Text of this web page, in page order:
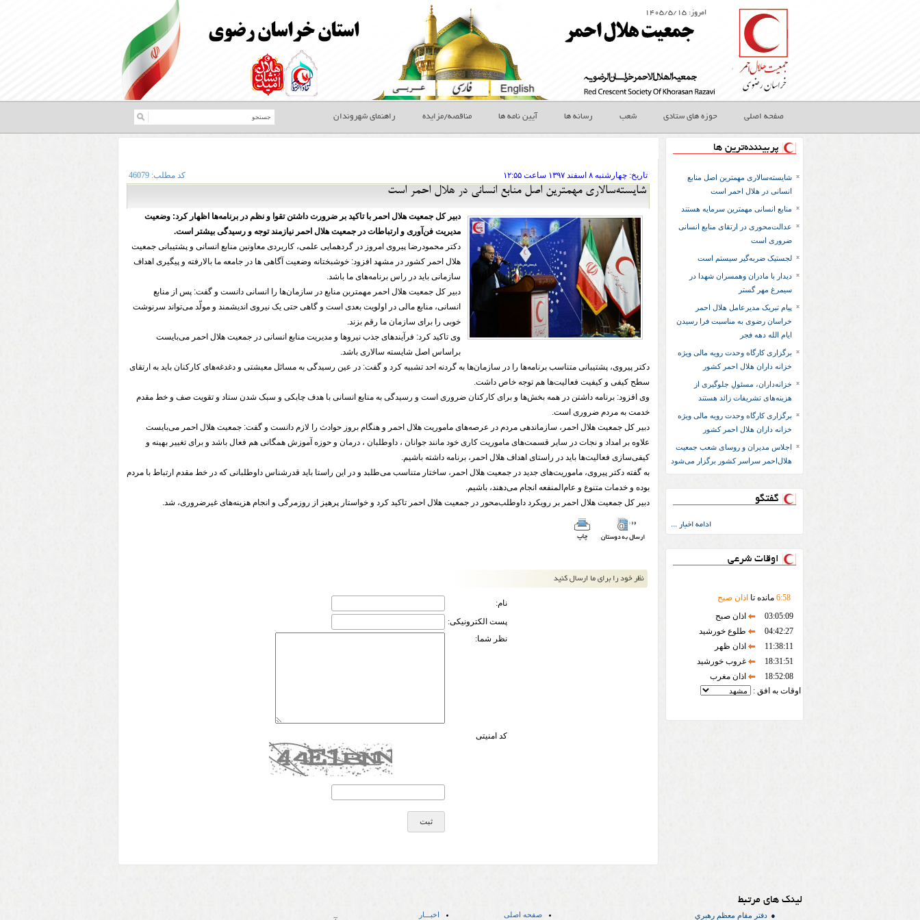
امروز: ۱۴۰۵/۵/۱۵
صفحه اصلی حوزه های ستادی شعب رسانه ها آیین نامه ها مناقصه/مزایده راهنمای شهروندان
پربیننده‌ترین ها
شایسته‌سالاری مهمترین اصل منابع
انسانی در هلال احمر است
منابع انسانی مهمترین سرمایه هستند
عدالت‌محوری در ارتقای منابع انسانی
ضروری است
لجستیک ضربه‌گیر سیستم است
دیدار با مادران وهمسران شهدا در
سیمرغ مهر گستر
پیام تبریک مدیرعامل هلال احمر
خراسان رضوی به مناسبت فرا رسیدن
ایام الله دهه فجر
برگزاری کارگاه وحدت رویه مالی ویژه
خزانه داران هلال احمر کشور
خزانه‌داران، مسئولِ جلوگیری از
هزینه‌های تشریفات زائد هستند
برگزاری کارگاه وحدت رویه مالی ویژه
خزانه داران هلال احمر کشور
اجلاس مدیران و روسای شعب جمعیت
هلال‌احمر سراسر کشور برگزار می‌شود
گفتگو
ادامه اخبار ...
اوقات شرعی
6:58 مانده تا اذان صبح
03:05:09
اذان صبح
04:42:27
طلوع خورشید
11:38:11
اذان ظهر
18:31:51
غروب خورشید
18:52:08
اذان مغرب
اوقات به افق :
تاريخ: ۱۳۹۷ چهارشنبه ۸ اسفند ساعت ۱۲:۵۵ کد مطلب: 46079
شایسته‌سالاری مهمترین اصل منابع انسانی در هلال احمر است
دبیر کل جمعیت هلال احمر با تاکید بر ضرورت داشتن تقوا و نظم در برنامه‌ها اظهار کرد: وضعیت
مدیریت فن‌آوری‌ و ارتباطات در جمعیت هلال احمر نیازمند توجه و رسیدگی بیشتر است.
دکتر محمودرضا پیروی امروز در گردهمایی علمی، کاربردی معاونین منابع انسانی و پشتیبانی جمعیت
هلال احمر کشور در مشهد افزود: خوشبختانه وضعیت آگاهی ها در جامعه ما بالارفته و پیگیری اهداف
سازمانی باید در راس برنامه‌های ما باشد.
دبیر کل جمعیت هلال احمر مهمتربن منابع در سازمان‌ها را انسانی دانست و گفت: پس از منابع
انسانی، منابع مالی در اولویت بعدی است و گاهی حتی یک نیروی اندیشمند و مولّد می‌تواند سرنوشت
خوبی را برای سازمان ما رقم بزند.
وی تاکید کرد: فرآیندهای جذب نیروها و مدیریت منابع انسانی در جمعیت هلال احمر می‌بایست
براساس اصل شایسته سالاری باشد.
دکتر پیروی، پشتیبانی متناسب برنامه‌ها را در سازمان‌ها به گردنه احد تشبیه کرد و گفت: در عین رسیدگی به مسائل معیشتی و دغدغه‌های کارکنان باید به ارتقای
سطح کیفی و کیفیت فعالیت‌ها هم توجه خاص داشت.
وی افزود: برنامه داشتن در همه بخش‌ها و برای کارکنان ضروری است و رسیدگی به منابع انسانی با هدف چابکی و سبک شدن ستاد و تقویت صف و خط مقدم
خدمت به مردم ضروری است.
دبیر کل جمعیت هلال احمر، سازماندهی مردم در عرصه‌های ماموریت هلال احمر و هنگام بروز حوادث را لازم دانست و گفت: جمعیت هلال احمر می‌بایست
علاوه بر امداد و نجات در سایر قسمت‌های ماموریت کاری خود مانند جوانان ، داوطلبان ، درمان و حوزه آموزش همگانی هم فعال باشد و برای تغییر بهینه و
کیفی‌سازی فعالیت‌ها باید در راستای اهداف هلال احمر، برنامه داشته باشیم.
به گفته دکتر پیروی، ماموریت‌های جدید در جمعیت هلال احمر، ساختار متناسب می‌طلبد و در این راستا باید قدرشناس داوطلبانی که در خط مقدم ارتباط با مردم
بوده و خدمات متنوع و عام‌المنفعه انجام می‌دهند، باشیم.
دبیر کل جمعیت هلال احمر بر رویکرد داوطلب‌محور در جمعیت هلال احمر تاکید کرد و خواستار پرهیز از روزمرگی و انجام هزینه‌های غیرضروری، شد.
نام:
پست الکترونیکی:
نظر شما:
کد امنیتی
لینک های مرتبط
دفتر مقام معظم رهبري صفحه اصلی اخبـــار